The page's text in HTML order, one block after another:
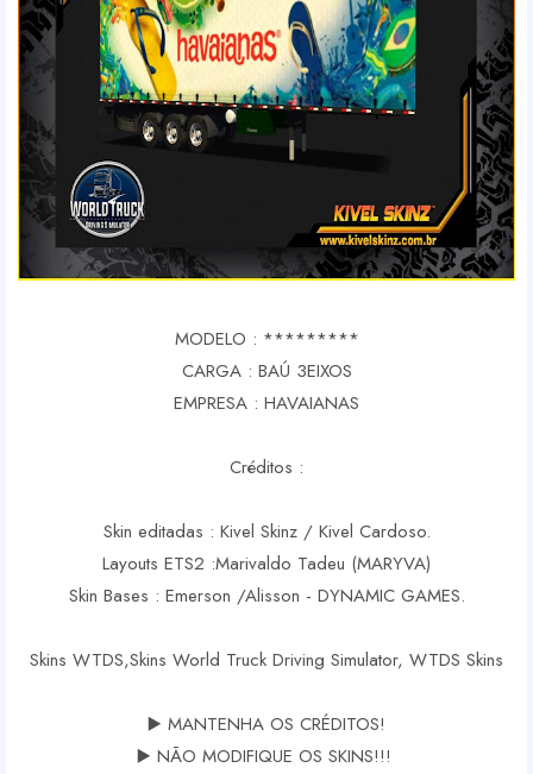
MODELO : *********
CARGA : BAÚ 3EIXOS
EMPRESA : HAVAIANAS
Créditos :
Skin editadas : Kivel Skinz / Kivel Cardoso.
Layouts ETS2 :Marivaldo Tadeu (MARYVA)
Skin Bases : Emerson /Alisson - DYNAMIC GAMES.
Skins WTDS,Skins World Truck Driving Simulator, WTDS Skins
▶️ MANTENHA OS CRÉDITOS!
▶️ NÃO MODIFIQUE OS SKINS!!!